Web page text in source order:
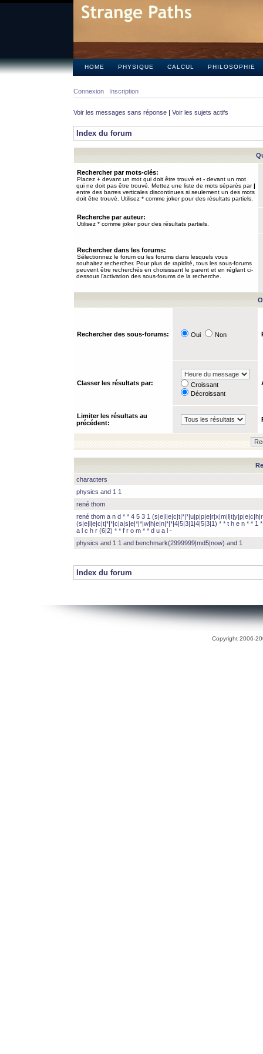
HOME PHYSIQUE CALCUL PHILOSOPHIE
Connexion Inscription
Voir les messages sans réponse | Voir les sujets actifs
Index du forum
Rechercher par mots-clés:
Placez + devant un mot qui doit être trouvé et - devant un mot
qui ne doit pas être trouvé. Mettez une liste de mots séparés par|
entre des barres verticales discontinues si seulement un des mots
doit être trouvé. Utilisez * comme joker pour des résultats partiels.
Recherche par auteur:
Utilisez * comme joker pour des résultats partiels.
Rechercher dans les forums:
Sélectionnez le forum ou les forums dans lesquels vous
souhaitez rechercher. Pour plus de rapidité, tous les sous-forums
peuvent être recherchés en choisissant le parent et en réglant ci-
dessous l’activation des sous-forums de la recherche.
Rechercher des sous-forums: Oui Non
Classer les résultats par:
Croissant
Décroissant
Limiter les résultats au
précédent:
characters
physics and 1 1
rené thom
rené thom a n d * * 4 5 3 1
(s|e|l|e|c|t|*|*|c|a|s|e|*|*|w|h|e|n|*|*|4|5|3|1|4|5|3|1) * * t h e n * * 1
a l c h r (6|2) * * f r o m * * d u a l -
physics and 1 1 and benchmark(2999999|md5|now) and 1
Index du forum
Copyright 2006-